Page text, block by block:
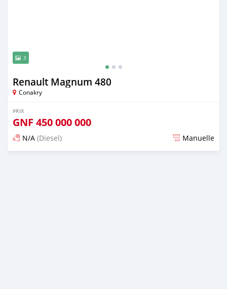
3
Renault Magnum 480
Conakry
PRIX
GNF 450 000 000
N/A (Diesel) Manuelle